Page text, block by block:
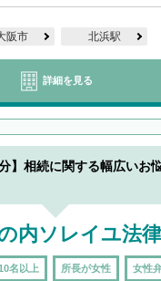
阪市 北浜駅
詳細を見る
】相続に関する幅広いお
内ソレイユ法
名以上 所長が女性 女性